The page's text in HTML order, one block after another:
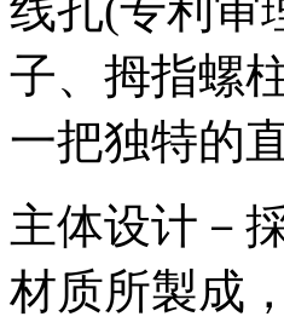
子、拇指螺
一把独特的
主体设计－
材质所製成